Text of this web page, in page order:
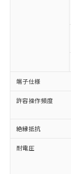
端子仕様
許容操作頻度
絶縁抵抗
耐電圧
以下の
ご利用
本
商
(
当
本
こ
在
記
タ
覧
準
対応予
非含有
定はあ
調査・
非含有
非該当
害物質有
仕入先
いたもの
むを得
六価クロ
類(PBB)
「○」
基準値以
「×」
基準値を
「－」
*中国
Pb(鉛)
Cr(Ⅵ)(六価
当
為
（
ま
国
可